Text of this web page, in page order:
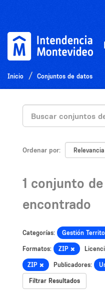
Inicio Conjuntos de datos
Ordenar por
1 conjunto
encontrado
Categorías: Gestión
Formatos: ZIP
ZIP Publicadores:
Filtrar Resultados